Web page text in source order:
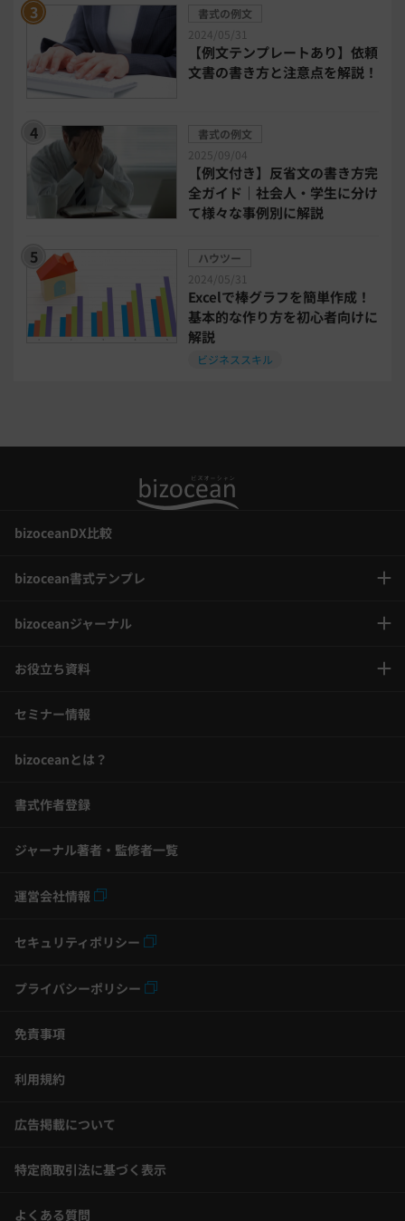
民法改正対応書式テンプレート
bizoceanお勧め動画
タイアップ
ニューノーマル時代における企業のあり方
インボイス制度解説 税制改正
喪中はがき 働き方改革
書式の例文
2024/05/31
【例文テンプレートあり】依頼
文書の書き方と注意点を解説！
書式の例文
2025/09/04
【例文付き】反省文の書き方完
全ガイド｜社会人・学生に分け
て様々な事例別に解説
ハウツー
2024/05/31
Excelで棒グラフを簡単作成！
基本的な作り方を初心者向けに
解説
ビジネススキル
bizoceanDX比較
bizocean書式テンプレ
bizoceanジャーナル
お役立ち資料
セミナー情報
bizoceanとは？
書式作者登録
ジャーナル著者・監修者一覧
運営会社情報
セキュリティポリシー
プライバシーポリシー
免責事項
利用規約
広告掲載について
特定商取引法に基づく表示
よくある質問